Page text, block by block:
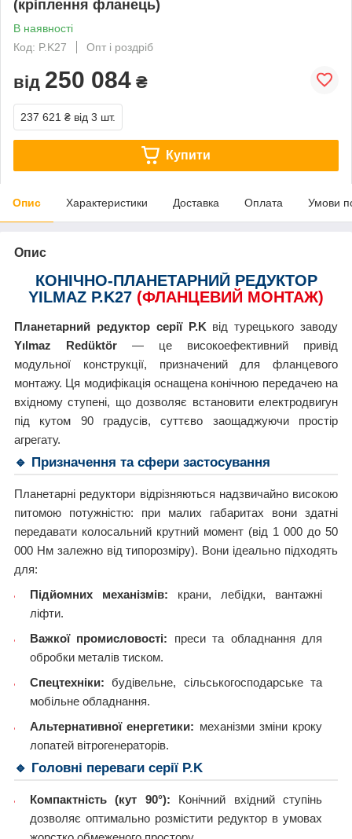
(кріплення фланець)
В наявності
Код: P.K27
Опт і роздріб
від 250 084 ₴
237 621 ₴ від 3 шт.
Купити
Опис Характеристики Доставка Оплата Умови
Опис
КОНІЧНО-ПЛАНЕТАРНИЙ РЕДУКТОР
YILMAZ P.K27 (ФЛАНЦЕВИЙ МОНТАЖ)
Планетарний редуктор серії P.Kвід турецького заводу
Yılmaz Redüktör — це високоефективний привід
модульної конструкції, призначений для фланцевого
монтажу. Ця модифікація оснащена конічною передачею на
вхідному ступені, що дозволяє встановити електродвигун
під кутом 90 градусів, суттєво заощаджуючи простір
агрегату.
🔹 Призначення та сфери застосування
Планетарні редуктори відрізняються надзвичайно високою
питомою потужністю: при малих габаритах вони здатні
передавати колосальний крутний момент (від 1 000 до 50
000 Нм залежно від типорозміру). Вони ідеально підходять
для:
Підйомних механізмів: крани, лебідки, вантажні
ліфти.
Важкої промисловості: преси та обладнання для
обробки металів тиском.
Спецтехніки: будівельне, сільськогосподарське та
мобільне обладнання.
Альтернативної енергетики: механізми зміни кроку
лопатей вітрогенераторів.
🔹 Головні переваги серії P.K
Компактність (кут 90°): Конічний вхідний ступінь
дозволяє оптимально розмістити редуктор в умовах